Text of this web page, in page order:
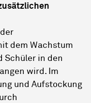
dem Wachstum
Schüler in den
wird. Im
und Aufstockung